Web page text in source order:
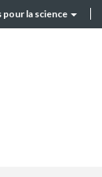
pour la science